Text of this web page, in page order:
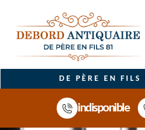
DE PÈRE EN
indisponible